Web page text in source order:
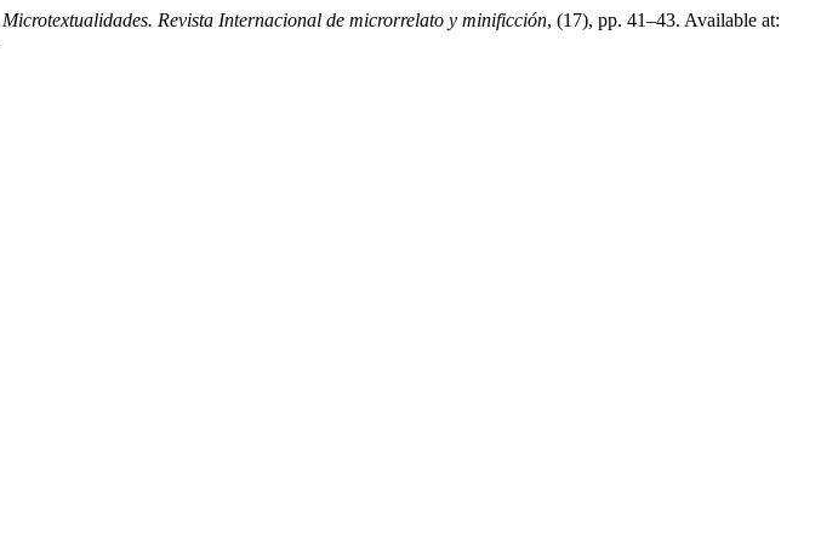
Microtextualidades. Revista Internacional de microrrelato y minificción, (17), pp. 41–43. Available at: